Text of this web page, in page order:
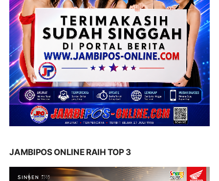
JAMBIPOS ONLINE RAIH TOP 3